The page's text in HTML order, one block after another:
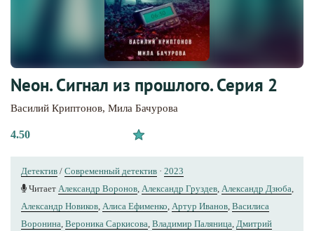
Nеон. Сигнал из прошлого. Серия 2
Василий Криптонов, Мила Бачурова
4.50
Детектив / Современный детектив · 2023
Читает Александр Воронов, Александр Груздев, Александр Дзюба,
Александр Новиков, Алиса Ефименко, Артур Иванов, Василиса
Воронина, Вероника Саркисова, Владимир Паляница, Дмитрий